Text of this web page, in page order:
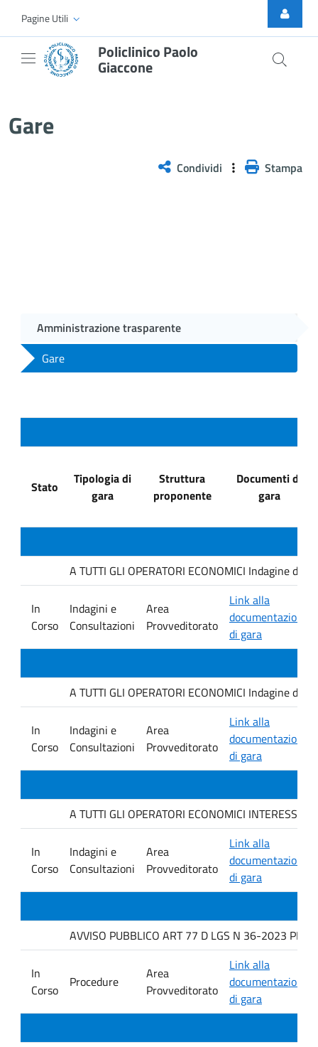
Skip to Main Content
Pagine Utili
Policlinico Paolo
Giaccone
Gare
Condividi Stampa
Amministrazione trasparente
Gare
Stato
Tipologia di
gara
Struttura
proponente
Documenti di
gara
A TUTTI GLI OPERATORI ECONOMICI Indagine
In
Corso
Indagini e
Consultazioni
Area
Provveditorato
Link alla
documentazione
di gara
A TUTTI GLI OPERATORI ECONOMICI Indagine
In
Corso
Indagini e
Consultazioni
Area
Provveditorato
Link alla
documentazione
di gara
A TUTTI GLI OPERATORI ECONOMICI
In
Corso
Indagini e
Consultazioni
Area
Provveditorato
Link alla
documentazione
di gara
AVVISO PUBBLICO ART 77 D LGS N 36-2023 PER
In
Corso
Procedure
Area
Provveditorato
Link alla
documentazione
di gara